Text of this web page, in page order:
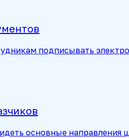
подписывать
основные направления